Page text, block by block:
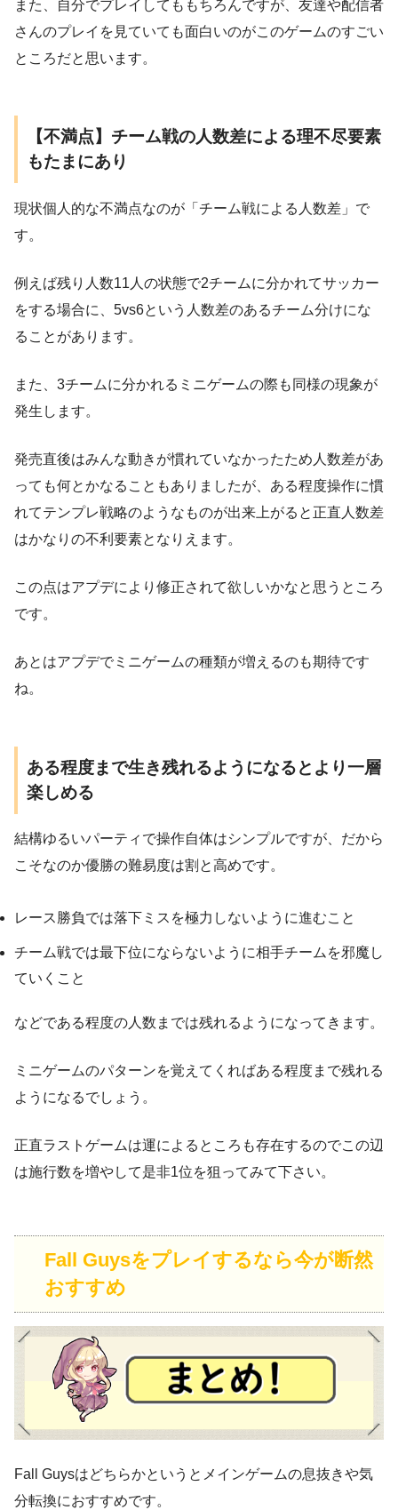
また、自分でプレイしてももちろんですが、友達や配信者
さんのプレイを見ていても面白いのがこのゲームのすごい
ところだと思います。
【不満点】チーム戦の人数差による理不尽要素
もたまにあり
現状個人的な不満点なのが「チーム戦による人数差」で
す。
例えば残り人数11人の状態で2チームに分かれてサッカー
をする場合に、5vs6という人数差のあるチーム分けにな
ることがあります。
また、3チームに分かれるミニゲームの際も同様の現象が
発生します。
発売直後はみんな動きが慣れていなかったため人数差があ
っても何とかなることもありましたが、ある程度操作に慣
れてテンプレ戦略のようなものが出来上がると正直人数差
はかなりの不利要素となりえます。
この点はアプデにより修正されて欲しいかなと思うところ
です。
あとはアプデでミニゲームの種類が増えるのも期待です
ね。
ある程度まで生き残れるようになるとより一層
楽しめる
結構ゆるいパーティで操作自体はシンプルですが、だから
こそなのか優勝の難易度は割と高めです。
レース勝負では落下ミスを極力しないように進むこと
チーム戦では最下位にならないように相手チームを邪魔し
ていくこと
などである程度の人数までは残れるようになってきます。
ミニゲームのパターンを覚えてくればある程度まで残れる
ようになるでしょう。
正直ラストゲームは運によるところも存在するのでこの辺
は施行数を増やして是非1位を狙ってみて下さい。
Fall Guysをプレイするなら今が断然
おすすめ
Fall Guysはどちらかというとメインゲームの息抜きや気
分転換におすすめです。